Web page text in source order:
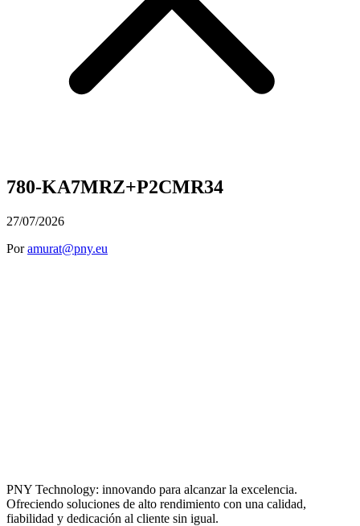
780-KA7MRZ+P2CMR34
27/07/2026
Por amurat@pny.eu
PNY Technology: innovando para alcanzar la excelencia.
Ofreciendo soluciones de alto rendimiento con una calidad,
fiabilidad y dedicación al cliente sin igual.